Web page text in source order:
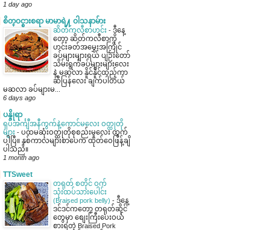
1 day ago
စိတ္ဝင္စားစရာ မာမာရဲ႔ ဝါသနာမ်ား
ဆိတ်ကလီစာဟင်း - ဒီနေ့
တော့ ဆိတ်ကလီစာကို
ဟင်းခတ်အမွှေးအကြိုင်
ခပ်များများရယ် ပျဉ်းတော်
သိမ်းရွက်ခပ်များများလေး
နဲ့ မဆလာ နိူင်နိူင်ထည့်ကာ
ဆီပြန်လေး ချက်ပါတယ်
မဆလာ ခပ်များမ...
6 days ago
ပန္ဒိုရာ
ရှပ်အင်္ကျီအနီကွက်နဲ့ကောင်မလေး ဝတ္ထုတို
များ - ပထမဆုံးဝတ္ထုတိုစုစည်းမှုလေး ထွက်
ပါပြီ။ နှစ်ကာလများစာပေက ထုတ်ဝေဖြန့်ချိ
ပါသည်။
1 month ago
TTSweet
တရုတ် စတိုင် ဝက်
သုံးထပ်သားပေါင်း
(Braised pork belly) - ဒီနေ့
ဒင်ဒင်ကတော့ တရုတ်ဆိုင်
တွေမှာ စျေးကြီးပေးဝယ်
စားရတဲ့ Braised Pork